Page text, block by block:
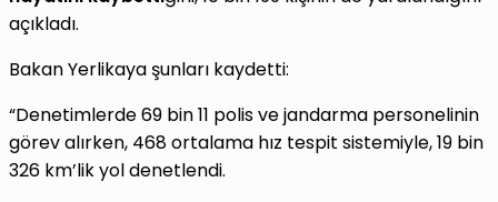
açıkladı.
Bakan Yerlikaya şunları kaydetti:
“Denetimlerde 69 bin 11 polis ve jandarma personelinin
görev alırken, 468 ortalama hız tespit sistemiyle, 19 bin
326 km’lik yol denetlendi.